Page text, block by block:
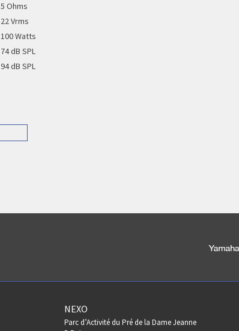
5 Ohms
22 Vrms
100 Watts
74 dB SPL
94 dB SPL
NEXO
Parc d’Activité du Pré de la Dame Jeanne